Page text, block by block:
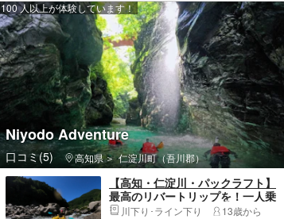
Niyodo Adventure
口コミ(5) 高知県 仁淀川町（吾川郡）
100 人以上が体験しています！
【高知・仁淀川・パックラフト】
最高のリバートリップを！一人乗
りのボートに乗って仁淀川が作る
川下り･ライン下り 13歳から